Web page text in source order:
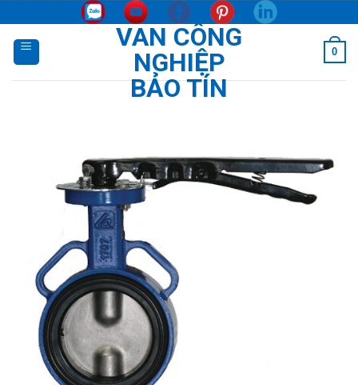
content
VAN CÔNG
NGHIỆP
BẢO TÍN
0